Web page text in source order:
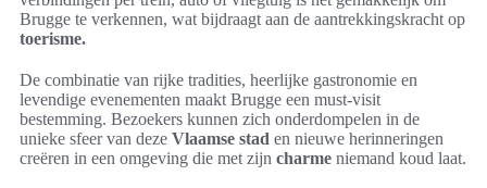
Brugge te verkennen, wat bijdraagt aan de aantrekkingskracht op
toerisme.
De combinatie van rijke tradities, heerlijke gastronomie en
levendige evenementen maakt Brugge een must-visit
bestemming. Bezoekers kunnen zich onderdompelen in de
unieke sfeer van deze Vlaamse stad en nieuwe herinneringen
creëren in een omgeving die met zijn charme niemand koud laat.